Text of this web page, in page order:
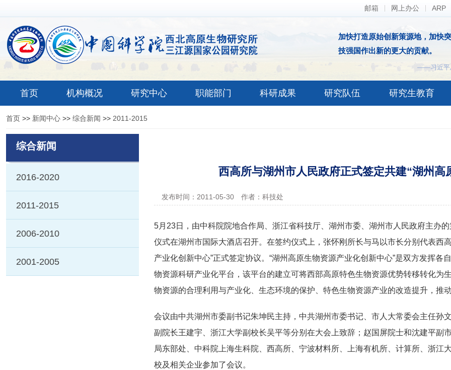
邮箱 网上办公 ARP
加快打造原始创新策源地，加快
技强国作出新的更大的贡献。
——习近平
首页 机构概况 研究中心 职能部门 科研成果 研究队伍 研究生教育
首页 >> 新闻中心 >> 综合新闻 >> 2011-2015
综合新闻
2016-2020
2011-2015
2006-2010
2001-2005
西高所与湖州市人民政府正式签定共建“湖州
发布时间：2011-05-30 作者：科技处
5月23日，由中科院院地合作局、浙江省科技厅、湖州市委、湖州市人民政府主
仪式在湖州市国际大酒店召开。在签约仪式上，张怀刚所长与马以市长分别代表西
产业化创新中心”正式签定协议。“湖州高原生物资源产业化创新中心”是双方发挥各
物资源科研产业化平台，该平台的建立可将西部高原特色生物资源优势转移转化为
物资源的合理利用与产业化、生态环境的保护、特色生物资源产业的改造提升，推
会议由中共湖州市委副书记朱坤民主持，中共湖州市委书记、市人大常委会主任孙
副院长王建宇、浙江大学副校长吴平等分别在大会上致辞；赵国屏院士和沈建平副
局东部处、中科院上海生科院、西高所、宁波材料所、上海有机所、计算所、浙
校及相关企业参加了会议。